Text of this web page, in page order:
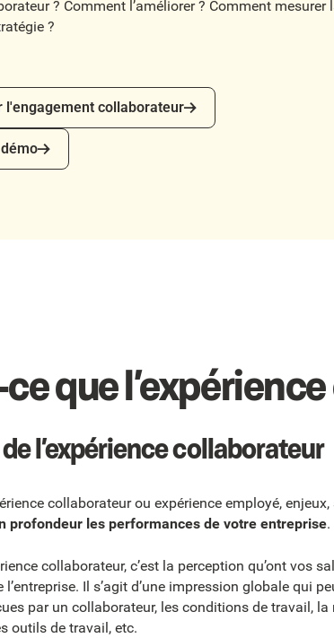
? Comment l’améliorer ? Comment mesurer
?
collaborateur
l'engagement collaborateur
que
l’expérience collaborateur
collaborateur ou expérience employé,
profondeur les performances de votre entreprise.
collaborateur, c’est la perception qu’ont vos
l’entreprise. Il s’agit d’une impression globale qui
par un collaborateur, les conditions de travail,
outils de travail, etc.